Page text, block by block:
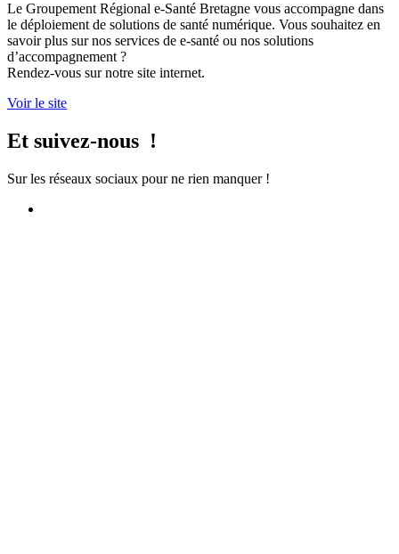
Le Groupement Régional e-Santé Bretagne vous accompagne dans
le déploiement de solutions de santé numérique. Vous souhaitez en
savoir plus sur nos services de e-santé ou nos solutions
d’accompagnement ?
Rendez-vous sur notre site internet.
Voir le site
Et suivez-nous !
Sur les réseaux sociaux pour ne rien manquer !